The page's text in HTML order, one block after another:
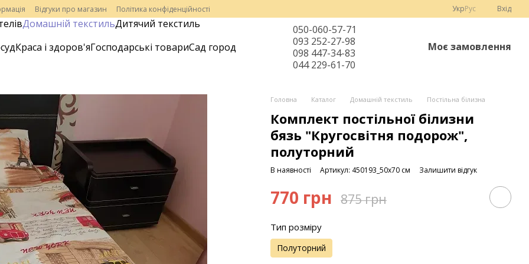
Відгуки про магазин Політика конфіденційності УкрРус Вхід
Домашній текстильДитячий текстиль
Краса і здоров'яГосподарські товариСад город
050-060-57-71
093 252-27-98
098 447-34-83
044 229-61-70
Моє замовлення
Головна Каталог Домашній текстиль Постільна білизна
Комплект постільної білизни
бязь "Кругосвітня подорож",
полуторний
В наявності Артикул: 450193_50х70 см Залишити відгук
770 грн 875 грн
Тип розміру
Полуторний